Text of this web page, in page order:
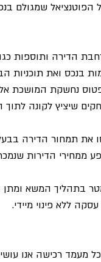
הפוטנציאל שמגולם
הדירה ותוספות
בנכס ואת תוכניות
נחשקת המושכת אליה
שיציץ לקונה
את תמחור הדירה
ממחירי הדירות
בתהליך המשא
ללא פינוי מיידי.
מעמד רכישה אנו